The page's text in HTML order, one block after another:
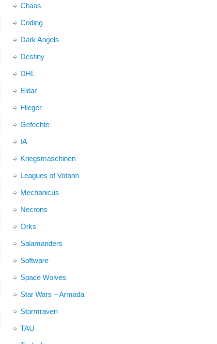
Chaos
Coding
Dark Angels
Destiny
DHL
Eldar
Flieger
Gefechte
IA
Kriegsmaschinen
Leagues of Votann
Mechanicus
Necrons
Orks
Salamanders
Software
Space Wolves
Star Wars – Armada
Stormraven
TAU